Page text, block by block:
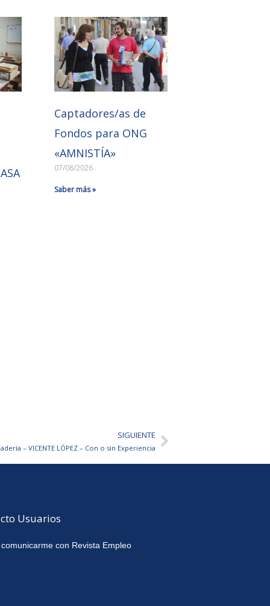
Captadores/as de
Fondos para ONG
«AMNISTÍA»
07/08/2026
Saber más »
SIGUIENTE
– VICENTE LÓPEZ – Con o sin ExperienciaSiguiente
Usuarios
con Revista Empleo